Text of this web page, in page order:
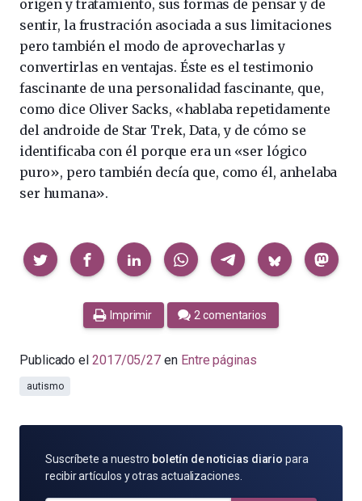
origen y tratamiento, sus formas de pensar y de
sentir, la frustración asociada a sus limitaciones
pero también el modo de aprovecharlas y
convertirlas en ventajas. Éste es el testimonio
fascinante de una personalidad fascinante, que,
como dice Oliver Sacks, «hablaba repetidamente
del androide de Star Trek, Data, y de cómo se
identificaba con él porque era un «ser lógico
puro», pero también decía que, como él, anhelaba
ser humana».
Compartir
Imprimir 2 comentarios
Publicado el 2017/05/27 en Entre páginas
autismo
SUSCRÍBETE
POR
Suscríbete a nuestro boletín de noticias diario para
recibir artículos y otras actualizaciones.